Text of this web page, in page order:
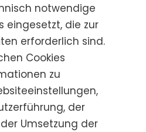
notwendige
eingesetzt, die zur
erforderlich sind.
Cookies
zu
der
Umsetzung der